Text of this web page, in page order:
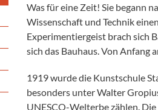
Was für eine Zeit! Sie begann
Wissenschaft und Technik
Experimentiergeist brach sich
sich das Bauhaus. Von Anfang
1919 wurde die Kunstschule
besonders unter Walter
UNESCO-Welterbe zählen.